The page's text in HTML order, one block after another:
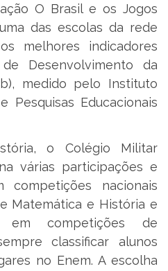
O Brasil e os Jogos
das escolas da rede
melhores indicadores
Desenvolvimento da
medido pelo Instituto
Pesquisas Educacionais
o Colégio Militar
várias participações e
competições nacionais
Matemática e História e
em competições de
classificar alunos
no Enem. A escolha